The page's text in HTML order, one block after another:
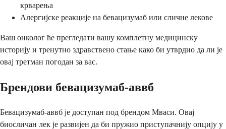
крварења
Алергијске реакције на бевацизумаб или сличне лекове
Ваш онколог ће прегледати вашу комплетну медицинску
историју и тренутно здравствено стање како би утврдио да ли је
овај третман погодан за вас.
Брендови бевацизумаб-аввб
Бевацизумаб-аввб је доступан под брендом Мваси. Овај
биосличан лек је развијен да би пружио приступачнију опцију у